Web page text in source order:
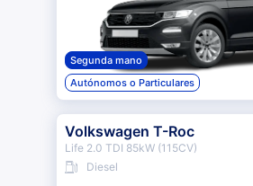
Segunda mano
Autónomos o Particulares
Volkswagen T-Roc
Life 2.0 TDI 85kW (115CV)
Diesel